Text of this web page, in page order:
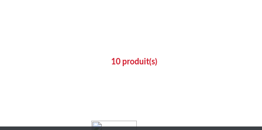
10produit(s)